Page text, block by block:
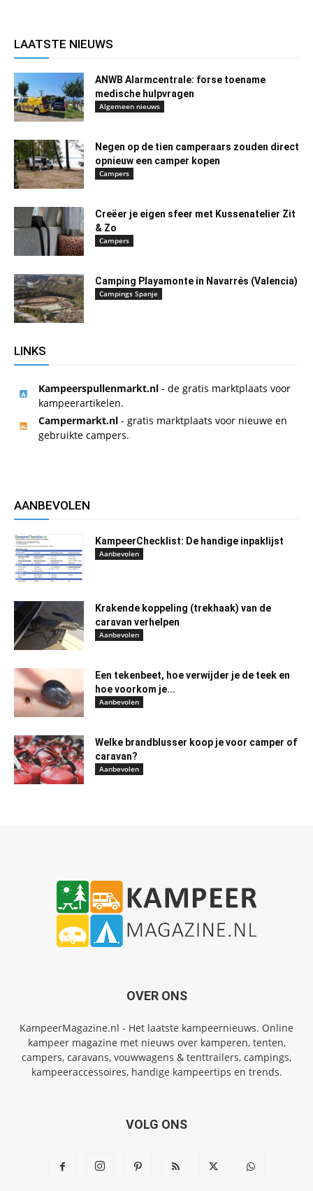
LAATSTE NIEUWS
ANWB Alarmcentrale: forse toename
medische hulpvragen
Algemeen nieuws
Negen op de tien camperaars zouden direct
opnieuw een camper kopen
Campers
Creëer je eigen sfeer met Kussenatelier Zit
& Zo
Campers
Camping Playamonte in Navarrés (Valencia)
Campings Spanje
LINKS
Kampeerspullenmarkt.nl - de gratis marktplaats voor
kampeerartikelen.
Campermarkt.nl - gratis marktplaats voor nieuwe en
gebruikte campers.
AANBEVOLEN
KampeerChecklist: De handige inpaklijst
Aanbevolen
Krakende koppeling (trekhaak) van de
caravan verhelpen
Aanbevolen
Een tekenbeet, hoe verwijder je de teek en
hoe voorkom je...
Aanbevolen
Welke brandblusser koop je voor camper of
caravan?
Aanbevolen
OVER ONS
KampeerMagazine.nl - Het laatste kampeernieuws. Online
kampeer magazine met nieuws over kamperen, tenten,
campers, caravans, vouwwagens & tenttrailers, campings,
kampeeraccessoires, handige kampeertips en trends.
VOLG ONS